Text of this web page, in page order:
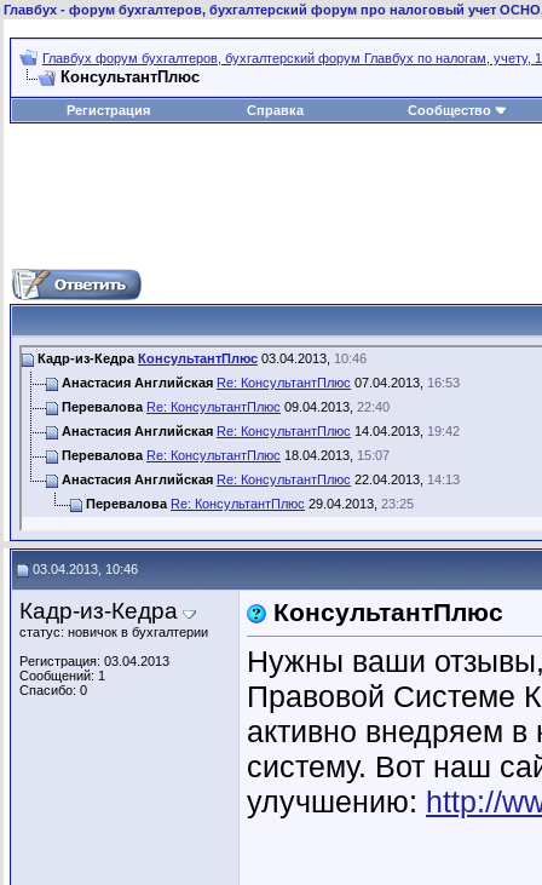
Главбух - форум бухгалтеров, бухгалтерский форум про налоговый учет
Главбух форум бухгалтеров, бухгалтерский форум Главбух по налогам, учету,
КонсультантПлюс
Регистрация Справка Сообщество
Кадр-из-Кедра КонсультантПлюс 03.04.2013, 10:46
Анастасия Английская Re: КонсультантПлюс 07.04.2013, 16:53
Перевалова Re: КонсультантПлюс 09.04.2013, 22:40
Анастасия Английская Re: КонсультантПлюс 14.04.2013, 19:42
Перевалова Re: КонсультантПлюс 18.04.2013, 15:07
Анастасия Английская Re: КонсультантПлюс 22.04.2013, 14:13
Перевалова Re: КонсультантПлюс 29.04.2013, 23:25
03.04.2013, 10:46
Кадр-из-Кедра
статус: новичок в бухгалтерии
Регистрация: 03.04.2013
Сообщений: 1
Спасибо: 0
КонсультантПлюс
Нужны ваши
Правовой Системе
активно внедряем
систему. Вот наш
улучшению: http://